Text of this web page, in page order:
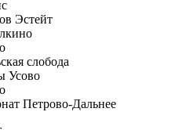
Эстейт
слобода
Усово
Петрово-Дальнее